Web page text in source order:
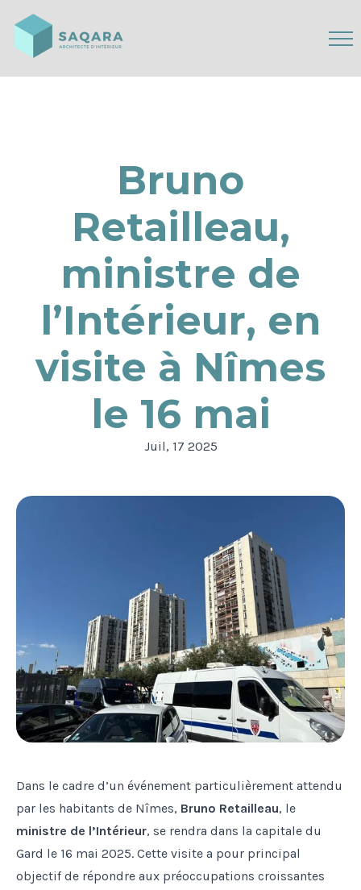
Bruno
Retailleau,
ministre de
l’Intérieur, en
visite à Nîmes
le 16 mai
Juil, 17 2025
Dans le cadre d’un événement particulièrement attendu
par les habitants de Nîmes, Bruno Retailleau, le
ministre de l’Intérieur, se rendra dans la capitale du
Gard le 16 mai 2025. Cette visite a pour principal
objectif de répondre aux préoccupations croissantes